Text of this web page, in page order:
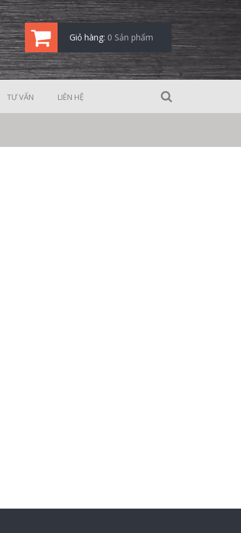
Giỏ hàng: 0 Sản phẩm
TƯ VẤN LIÊN HỆ